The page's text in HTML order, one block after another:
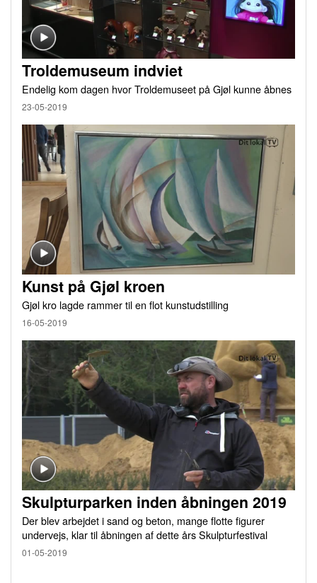
Troldemuseum indviet
Endelig kom dagen hvor Troldemuseet på Gjøl kunne åbnes
23-05-2019
Kunst på Gjøl kroen
Gjøl kro lagde rammer til en flot kunstudstilling
16-05-2019
Skulpturparken inden åbningen 2019
Der blev arbejdet i sand og beton, mange flotte figurer
undervejs, klar til åbningen af dette års Skulpturfestival
01-05-2019